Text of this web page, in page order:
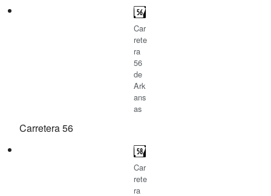
Car
rete
ra
56
de
Ark
ans
as
Carretera 56
Car
rete
ra